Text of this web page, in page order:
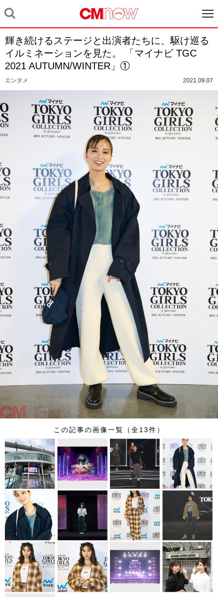
輝き続けるステージと出演者たちに、駆け巡る
イルミネーションを見た。 「マイナビ TGC
2021 AUTUMN/WINTER」①
エンタメ 2021.09.07
この記事の画像一覧（全13件）